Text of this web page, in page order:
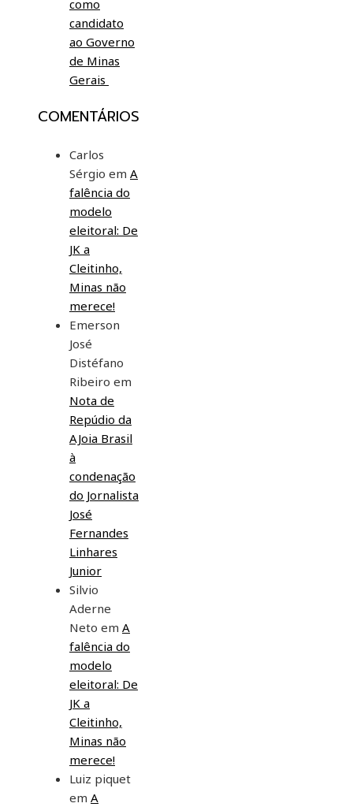
como
candidato
ao Governo
de Minas
Gerais
COMENTÁRIOS
Carlos
Sérgio em A
falência do
modelo
eleitoral: De
JK a
Cleitinho,
Minas não
merece!
Emerson
José
Distéfano
Ribeiro em
Nota de
Repúdio da
AJoia Brasil
à
condenação
do Jornalista
José
Fernandes
Linhares
Junior
Silvio
Aderne
Neto em A
falência do
modelo
eleitoral: De
JK a
Cleitinho,
Minas não
merece!
Luiz piquet
em A